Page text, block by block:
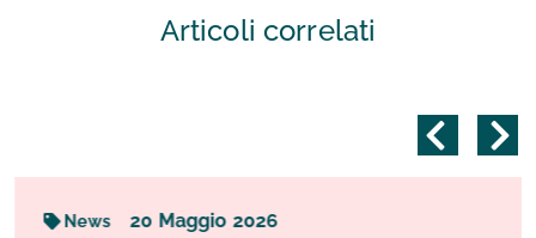
Articoli correlati
News 20 Maggio 2026